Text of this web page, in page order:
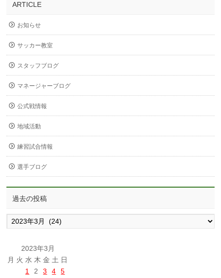
ARTICLE
お知らせ
サッカー教室
スタッフブログ
マネージャーブログ
公式戦情報
地域活動
練習試合情報
選手ブログ
過去の投稿
過
去
稿
2023年3月
月 火 水 木 金 土 日
1
2 3 4
5